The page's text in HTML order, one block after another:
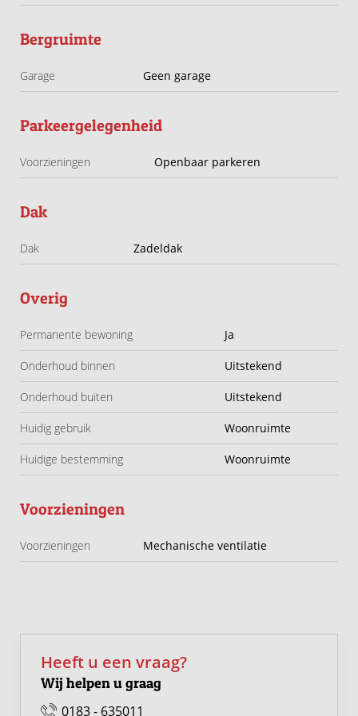
Bergruimte
Garage Geen garage
Parkeergelegenheid
Voorzieningen Openbaar parkeren
Dak
Dak Zadeldak
Overig
Permanente bewoning Ja
Onderhoud binnen Uitstekend
Onderhoud buiten Uitstekend
Huidig gebruik Woonruimte
Huidige bestemming Woonruimte
Voorzieningen
Voorzieningen Mechanische ventilatie
Heeft u een vraag?
Wij helpen u graag
0183 - 635011